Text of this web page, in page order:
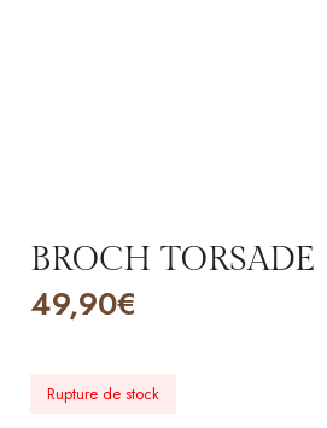
BROCH TORSADE
49,90€
Rupture de stock